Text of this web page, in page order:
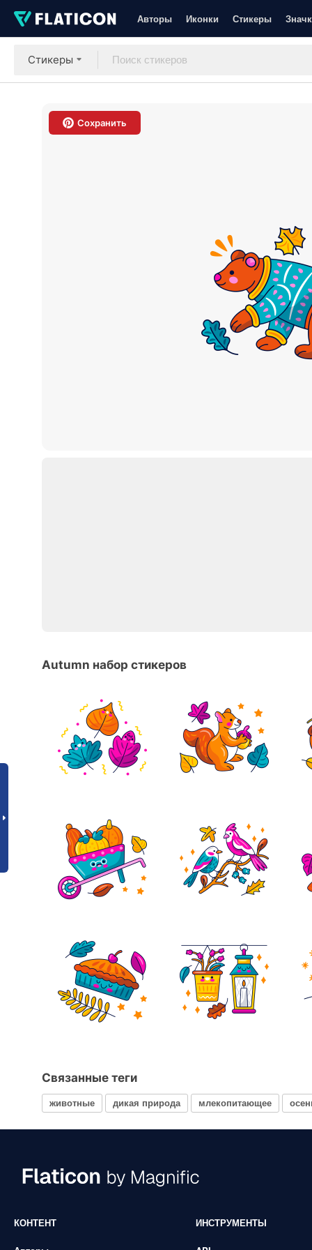
Авторы Иконки Стикеры
Стикеры
Сохранить
Autumn набор стикеров
Связанные теги
животные дикая природа млекопитающее
КОНТЕНТ ИНСТРУМЕНТЫ